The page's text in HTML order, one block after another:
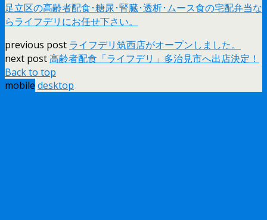
足立区の高齢者配食･糖尿･腎臓･透析･ムース食の宅配弁当な
らライフデリにお任せ下さい。
previous post ライフデリ筑西店がオープンしました。
next post高齢者配食「ライフデリ」多治見市へ出店決定！
Back to top
mobile desktop